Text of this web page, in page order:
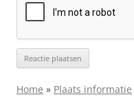
Home » Plaats informatie